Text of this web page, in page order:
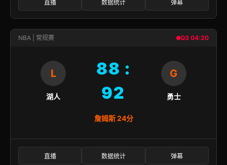
直播 数据统计 弹幕
NBA | 常规赛 Q3 04:20
L
湖人
88 :
92
G
勇士
詹姆斯 24分
直播 数据统计 弹幕